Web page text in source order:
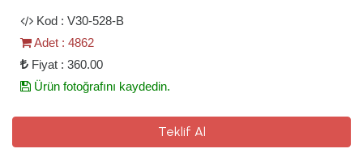
Kod : V30-528-B
Adet : 4862
Fiyat : 360.00
Ürün fotoğrafını kaydedin.
Teklif Al